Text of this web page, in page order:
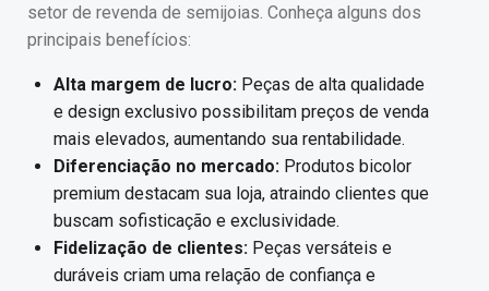
setor de revenda de semijoias. Conheça alguns dos
principais benefícios:
Alta margem de lucro: Peças de alta qualidade
e design exclusivo possibilitam preços de venda
mais elevados, aumentando sua rentabilidade.
Diferenciação no mercado: Produtos bicolor
premium destacam sua loja, atraindo clientes que
buscam sofisticação e exclusividade.
Fidelização de clientes: Peças versáteis e
duráveis criam uma relação de confiança e